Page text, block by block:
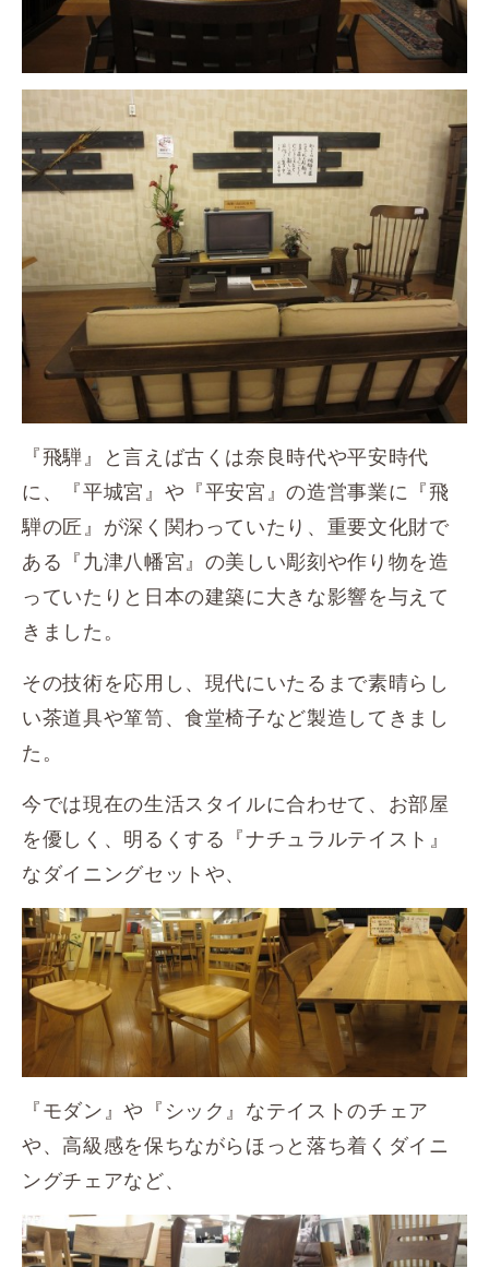
『飛騨』と言えば古くは奈良時代や平安時代
に、『平城宮』や『平安宮』の造営事業に『飛
騨の匠』が深く関わっていたり、重要文化財で
ある『九津八幡宮』の美しい彫刻や作り物を造
っていたりと日本の建築に大きな影響を与えて
きました。
その技術を応用し、現代にいたるまで素晴らし
い茶道具や箪笥、食堂椅子など製造してきまし
た。
今では現在の生活スタイルに合わせて、お部屋
を優しく、明るくする『ナチュラルテイスト』
なダイニングセットや、
『モダン』や『シック』なテイストのチェア
や、高級感を保ちながらほっと落ち着くダイニ
ングチェアなど、